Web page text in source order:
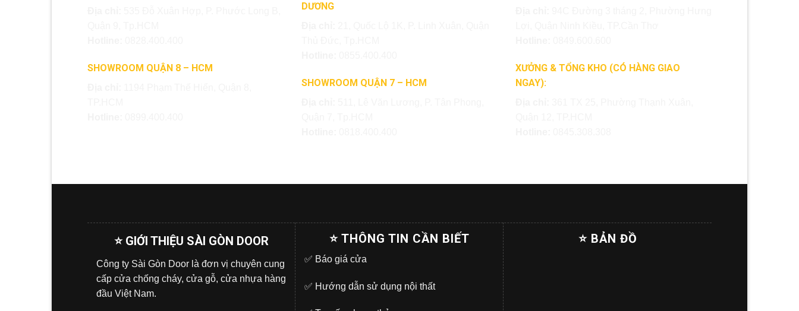
SHOWROOM QUẬN 8 – HCM
DƯƠNG
SHOWROOM QUẬN 7 – HCM
XƯỞNG & TỔNG KHO (CÓ HÀNG GIAO
NGAY):
⭐ GIỚI THIỆU SÀI GÒN DOOR
Công ty Sài Gòn Door là đơn vị chuyên cung
cấp cửa chống cháy, cửa gỗ, cửa nhựa hàng
đầu Việt Nam.
⭐ THÔNG TIN CẦN BIẾT
✅ Báo giá cửa
✅ Hướng dẫn sử dụng nội thất
⭐ BẢN ĐỒ